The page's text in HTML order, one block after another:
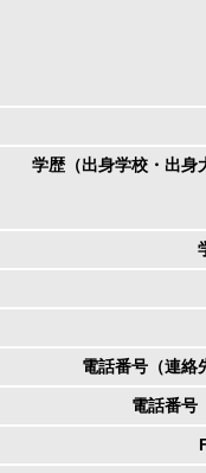
学歴（出身学校・出身
電話番号（連絡
電話番号